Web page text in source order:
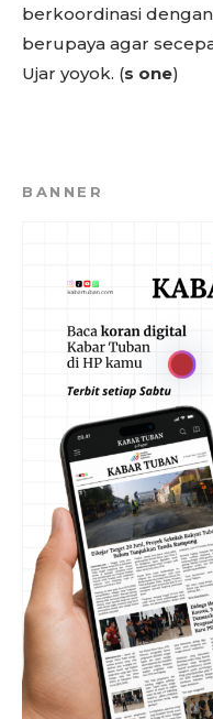
berkoordinasi
berupaya agar
Ujar yoyok. (s one)
BANNER